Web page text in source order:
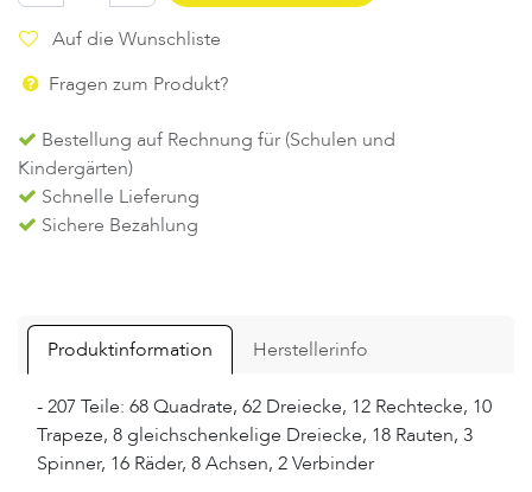
Auf die Wunschliste
Fragen zum Produkt?
Bestellung auf Rechnung für (Schulen und
Kindergärten)
Schnelle Lieferung
Sichere Bezahlung
Produktinformation Herstellerinfo
- 207 Teile: 68 Quadrate, 62 Dreiecke, 12 Rechtecke, 10
Trapeze, 8 gleichschenkelige Dreiecke, 18 Rauten, 3
Spinner, 16 Räder, 8 Achsen, 2 Verbinder